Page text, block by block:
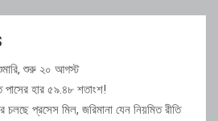
শুরু ২০ আগস্ট
পাসের হার ৫৯.৪৮ শতাংশ!
প্রসেস মিল, জরিমানা যেন নিয়মিত রীতি